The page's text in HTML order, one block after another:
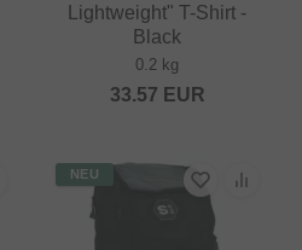
Lightweight" T-Shirt -
Black
0.2 kg
33.57 EUR
NEU